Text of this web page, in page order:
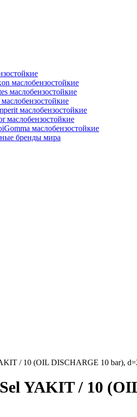
маслобензостойкие
маслобензостойкие
маслобензостойкие
маслобензостойкие
маслобензостойкие
маслобензостойкие
бренды мира
/ 10 (OIL DISCHARGE 10 bar),
YAKIT / 10